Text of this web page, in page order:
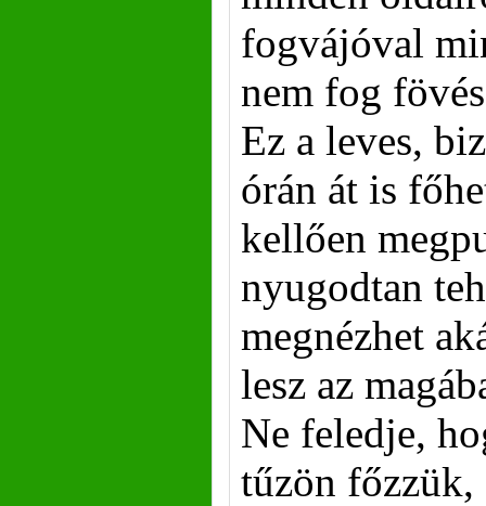
fogvájóval
nem fog
Ez a leves,
órán át is
kellően
nyugodtan
megnézhet
lesz az
Ne feledje,
tűzön főzzük,